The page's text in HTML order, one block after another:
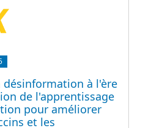
désinformation à l'ère
de l'apprentissage
pour améliorer
et les